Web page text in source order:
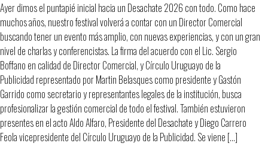
Ayer dimos el puntapié inicial hacia un Desachate 2026 con todo. Como hace
muchos años, nuestro festival volverá a contar con un Director Comercial
buscando tener un evento más amplio, con nuevas experiencias, y con un gran
nivel de charlas y conferencistas. La firma del acuerdo con el Lic. Sergio
Boffano en calidad de Director Comercial, y Círculo Uruguayo de la
Publicidad representado por Martin Belasques como presidente y Gastón
Garrido como secretario y representantes legales de la institución, busca
profesionalizar la gestión comercial de todo el festival. También estuvieron
presentes en el acto Aldo Alfaro, Presidente del Desachate y Diego Carrero
Feola vicepresidente del Círculo Uruguayo de la Publicidad. Se viene […]